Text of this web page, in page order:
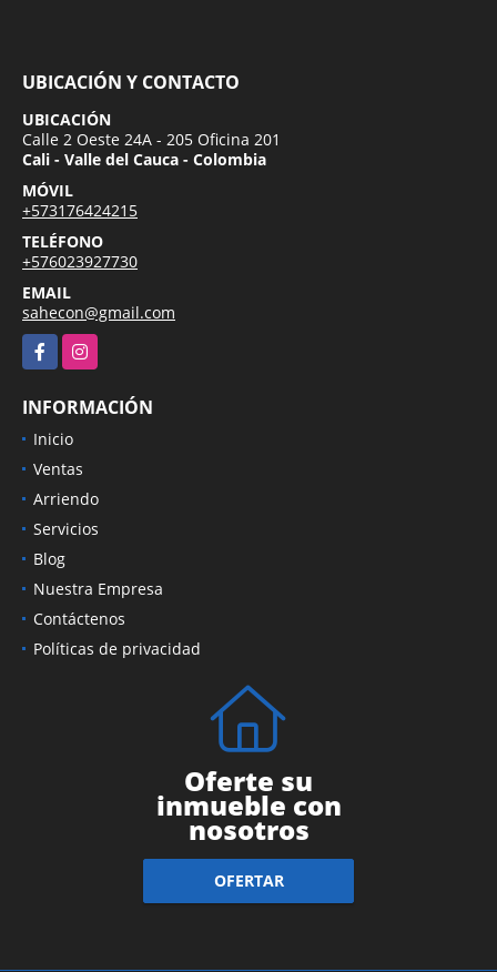
UBICACIÓN Y CONTACTO
UBICACIÓN
Calle 2 Oeste 24A - 205 Oficina 201
Cali - Valle del Cauca - Colombia
MÓVIL
+573176424215
TELÉFONO
+576023927730
EMAIL
sahecon@gmail.com
FacebookInstagram
INFORMACIÓN
Inicio
Ventas
Arriendo
Servicios
Blog
Nuestra Empresa
Contáctenos
Políticas de privacidad
Oferte su
inmueble con
nosotros
OFERTAR